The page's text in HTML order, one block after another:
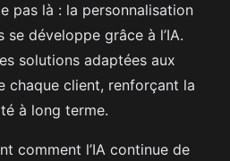
pas là : la personnalisation
développe grâce à l’IA.
solutions adaptées aux
chaque client, renforçant la
à long terme.
comment l’IA continue de